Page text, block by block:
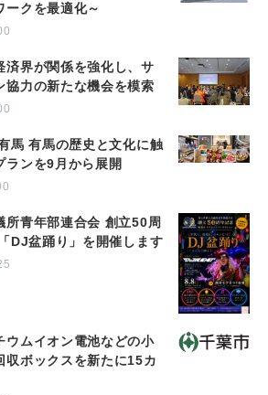
ークを最適化～
済界が関係を強化し、サ
協力の新たな機会を模索
馬 有馬の歴史と文化に触
ランを9月から展開
所青年部連合会 創立50周
DJ盆踊り」を開催します
ウムイオン電池などの小
収ボックスを新たに15カ